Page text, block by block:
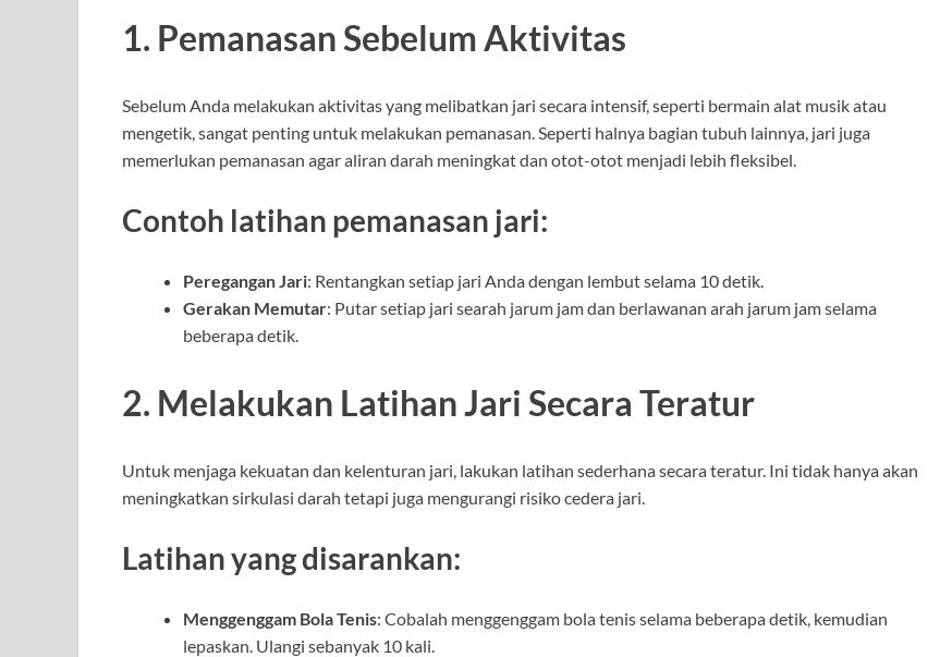
1. Pemanasan Sebelum Aktivitas
Sebelum Anda melakukan aktivitas yang melibatkan jari secara intensif, seperti bermain alat musik atau
mengetik, sangat penting untuk melakukan pemanasan. Seperti halnya bagian tubuh lainnya, jari juga
memerlukan pemanasan agar aliran darah meningkat dan otot-otot menjadi lebih fleksibel.
Contoh latihan pemanasan jari:
Peregangan Jari: Rentangkan setiap jari Anda dengan lembut selama 10 detik.
Gerakan Memutar: Putar setiap jari searah jarum jam dan berlawanan arah jarum jam selama
beberapa detik.
2. Melakukan Latihan Jari Secara Teratur
Untuk menjaga kekuatan dan kelenturan jari, lakukan latihan sederhana secara teratur. Ini tidak hanya akan
meningkatkan sirkulasi darah tetapi juga mengurangi risiko cedera jari.
Latihan yang disarankan:
Menggenggam Bola Tenis: Cobalah menggenggam bola tenis selama beberapa detik, kemudian
lepaskan. Ulangi sebanyak 10 kali.